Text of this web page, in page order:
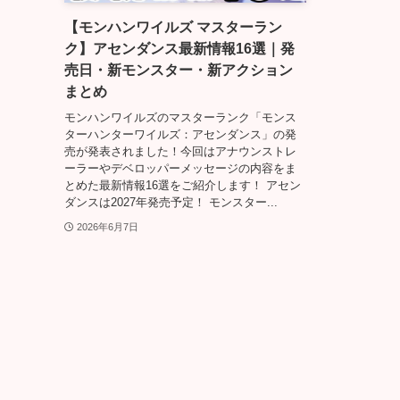
【モンハンワイルズ マスターラン
ク】アセンダンス最新情報16選｜発
売日・新モンスター・新アクション
まとめ
モンハンワイルズのマスターランク「モンス
ターハンターワイルズ：アセンダンス」の発
売が発表されました！今回はアナウンストレ
ーラーやデベロッパーメッセージの内容をま
とめた最新情報16選をご紹介します！ アセン
ダンスは2027年発売予定！ モンスター...
2026年6月7日